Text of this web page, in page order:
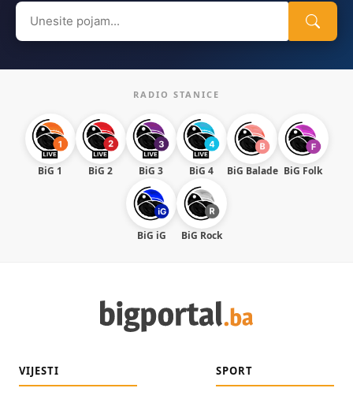
Search
for:
RADIO STANICE
BiG 1 BiG 2 BiG 3 BiG 4 BiG Balade BiG Folk
BiG iG BiG Rock
VIJESTI SPORT